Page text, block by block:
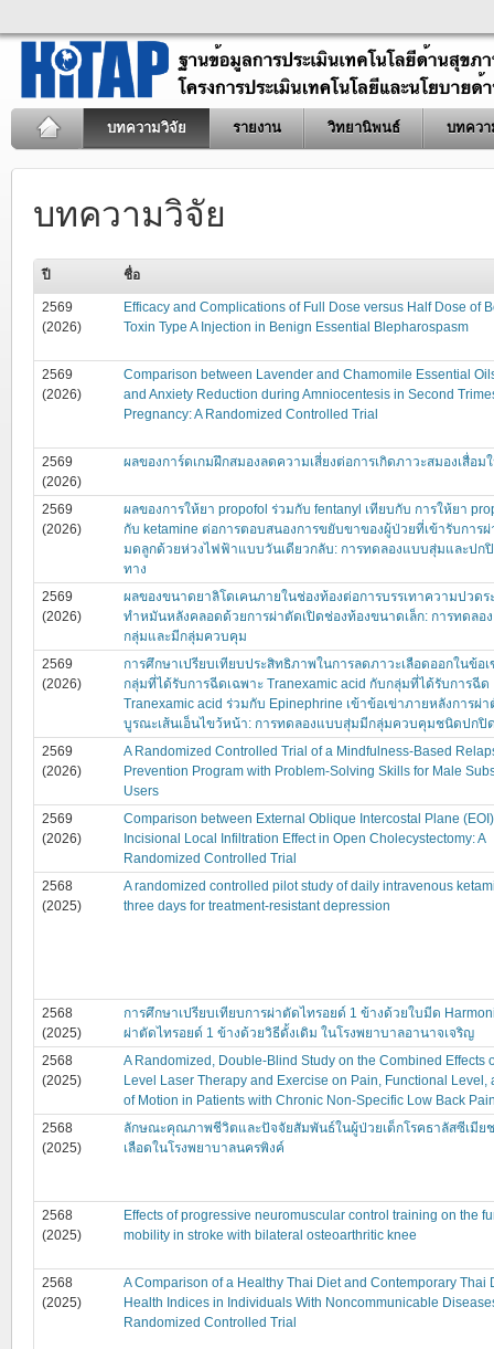
บทความวิจัย รายงาน วิทยานิพนธ์ บทควา
บทความวิจัย
ปี ชื่อ
2569
(2026)
Efficacy and Complications of Full Dose versus Half Dose of
Toxin Type A Injection in Benign Essential Blepharospasm
2569
(2026)
Comparison between Lavender and Chamomile Essential
and Anxiety Reduction during Amniocentesis in Second
Pregnancy: A Randomized Controlled Trial
2569
(2026)
ผลของการ์ดเกมฝึกสมองลดความเสี่ยงต่อการเกิดภาวะสมองเสื่อม
2569
(2026)
ผลของการให้ยา propofol ร่วมกับ fentanyl เทียบกับ การให้ยา
กับ ketamine ต่อการตอบสนองการขยับขาของผู้ป่วยที่เข้ารับการ
มดลูกด้วยห่วงไฟฟ้าแบบวันเดียวกลับ: การทดลองแบบสุ่มและปก
ทาง
2569
(2026)
ผลของขนาดยาลิโดเคนภายในช่องท้องต่อการบรรเทาความปวดร
ทำหมันหลังคลอดด้วยการผ่าตัดเปิดช่องท้องขนาดเล็ก: การทดลอ
กลุ่มและมีกลุ่มควบคุม
2569
(2026)
การศึกษาเปรียบเทียบประสิทธิภาพในการลดภาวะเลือดออกในข้อเ
กลุ่มที่ได้รับการฉีดเฉพาะ Tranexamic acid กับกลุ่มที่ได้รับการฉีด
Tranexamic acid ร่วมกับ Epinephrine เข้าข้อเข่าภายหลังการผ่
บูรณะเส้นเอ็นไขว้หน้า: การทดลองแบบสุ่มมีกลุ่มควบคุมชนิดปกปิ
2569
(2026)
A Randomized Controlled Trial of a Mindfulness-Based
Prevention Program with Problem-Solving Skills for Male
Users
2569
(2026)
Comparison between External Oblique Intercostal Plane
Incisional Local Infiltration Effect in Open Cholecystectomy: A
Randomized Controlled Trial
2568
(2025)
A randomized controlled pilot study of daily intravenous
three days for treatment-resistant depression
2568
(2025)
การศึกษาเปรียบเทียบการผ่าตัดไทรอยด์ 1 ข้างด้วยใบมีด
ผ่าตัดไทรอยด์ 1 ข้างด้วยวิธีดั้งเดิม ในโรงพยาบาลอานาจเจริญ
2568
(2025)
A Randomized, Double-Blind Study on the Combined Effects
Level Laser Therapy and Exercise on Pain, Functional Level,
of Motion in Patients with Chronic Non-Specific Low Back
2568
(2025)
ลักษณะคุณภาพชีวิตและปัจจัยสัมพันธ์ในผู้ป่วยเด็กโรคธาลัสซีเมีย
เลือดในโรงพยาบาลนครพิงค์
2568
(2025)
Effects of progressive neuromuscular control training on the
mobility in stroke with bilateral osteoarthritic knee
2568
(2025)
A Comparison of a Healthy Thai Diet and Contemporary Thai
Health Indices in Individuals With Noncommunicable
Randomized Controlled Trial